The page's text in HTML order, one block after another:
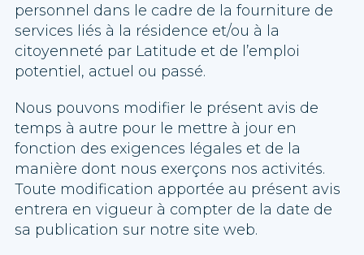
personnel dans le cadre de la fourniture de
services liés à la résidence et/ou à la
citoyenneté par Latitude et de l’emploi
potentiel, actuel ou passé.
Nous pouvons modifier le présent avis de
temps à autre pour le mettre à jour en
fonction des exigences légales et de la
manière dont nous exerçons nos activités.
Toute modification apportée au présent avis
entrera en vigueur à compter de la date de
sa publication sur notre site web.